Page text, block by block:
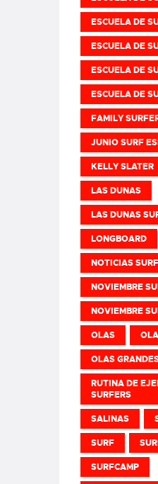
ESCUELA DE
ESCUELA DE
ESCUELA DE
ESCUELA DE
FAMILY
JUNIO SURF
KELLY SLATER
LAS DUNAS
LAS DUNAS
LONGBOARD
NOTICIAS SURF
NOVIEMBRE
NOVIEMBRE
OLAS
OLAS
RUTINA DE
SURFERS
SALINAS
SURF
SURFCAMP